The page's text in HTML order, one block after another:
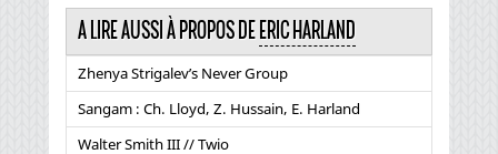
A LIRE AUSSI À PROPOS DE ERIC HARLAND
Zhenya Strigalev’s Never Group
Sangam : Ch. Lloyd, Z. Hussain, E. Harland
Walter Smith III // Twio